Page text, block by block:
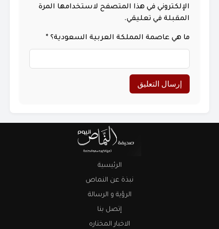
الإلكتروني في هذا المتصفح لاستخدامها المرة
المقبلة في تعليقي.
ما هي عاصمة المملكة العربية السعودية؟ *
الرئيسية
نبذة عن النماص
الرؤية و الرسالة
إتصل بنا
الاخبار المختاره